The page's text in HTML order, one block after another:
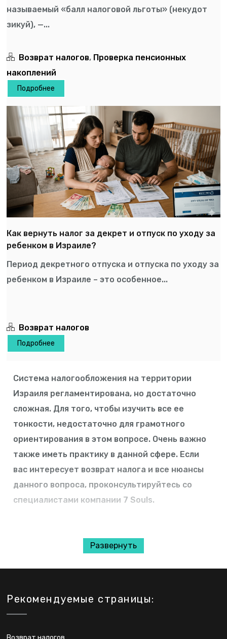
называемый «балл налоговой льготы» (некудот
зикуй), —...
Возврат налогов, Проверка пенсионных
накоплений
Подробнее
Как вернуть налог за декрет и отпуск по уходу за
ребенком в Израиле?
Период декретного отпуска и отпуска по уходу за
ребенком в Израиле – это особенное...
Возврат налогов
Подробнее
Система налогообложения на территории
Израиля регламентирована, но достаточно
сложная. Для того, чтобы изучить все ее
тонкости, недостаточно для грамотного
ориентирования в этом вопросе. Очень важно
также иметь практику в данной сфере. Если
вас интересует возврат налога и все нюансы
данного вопроса, проконсультируйтесь со
специалистами компании 7 Souls.
это?
эхзер мас ахнаса. Услуга представляет собой
процедуру, предусматривающая возврат
Развернуть
Рекомендуемые страницы: